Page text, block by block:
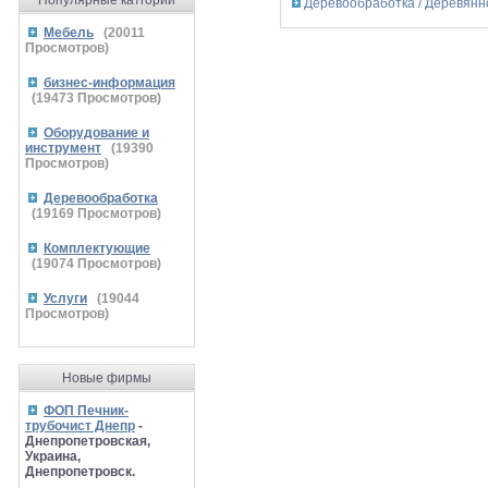
Мебель (20011
Просмотров)
бизнес-информация
(19473 Просмотров)
Оборудование и
инструмент
(19390
Просмотров)
Деревообработка
(19169 Просмотров)
Комплектующие
(19074 Просмотров)
Услуги (19044
Просмотров)
Новые фирмы
ФОП Печник-
трубочист Днепр -
Днепропетровская,
Украина,
Днепропетровск.